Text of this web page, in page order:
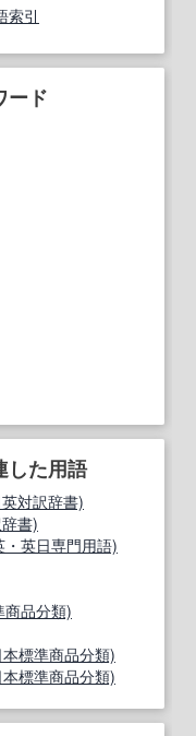
索引
ード
した用語
対訳辞書)
書)
・英日専門用語)
商品分類)
標準商品分類)
標準商品分類)